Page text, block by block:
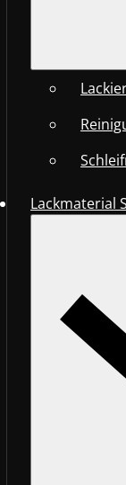
Lackmaterial